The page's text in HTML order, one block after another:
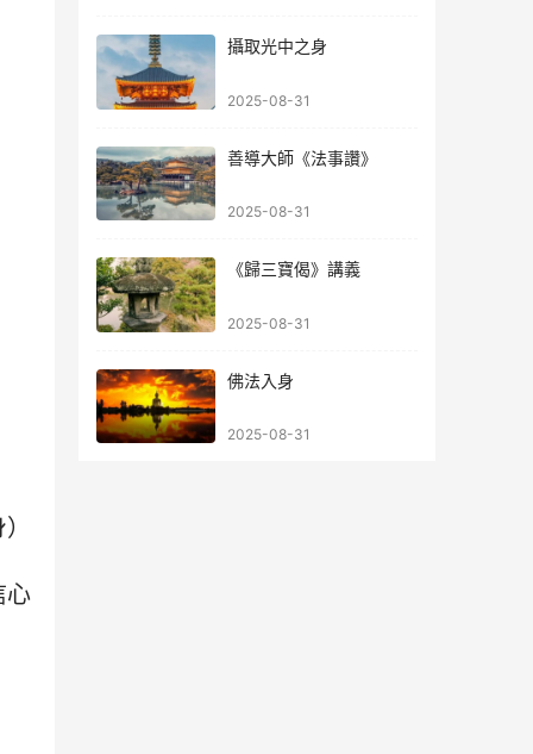
心
攝取光中之身
2025-08-31
善導大師《法事讚》
2025-08-31
《歸三寶偈》講義
2025-08-31
佛法入身
2025-08-31